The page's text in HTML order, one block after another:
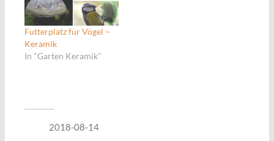
Futterplatz für Vögel –
Keramik
In "Garten Keramik"
2018-08-14